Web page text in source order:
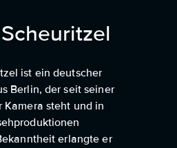
ist ein deutscher
Berlin, der seit seiner
Kamera steht und in
erlangte er